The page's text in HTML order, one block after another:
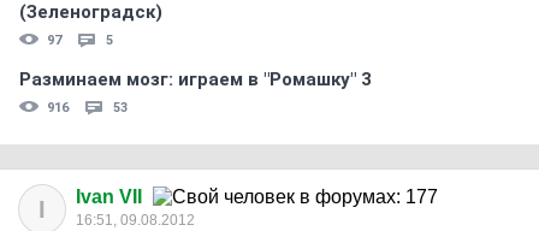
(Зеленоградск)
97 5
Разминаем мозг: играем в "Ромашку" 3
916 53
I Ivan VII
16:51, 09.08.2012